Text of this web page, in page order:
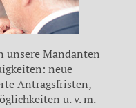
unsere Mandanten
neue
Antragsfristen,
u. v. m.